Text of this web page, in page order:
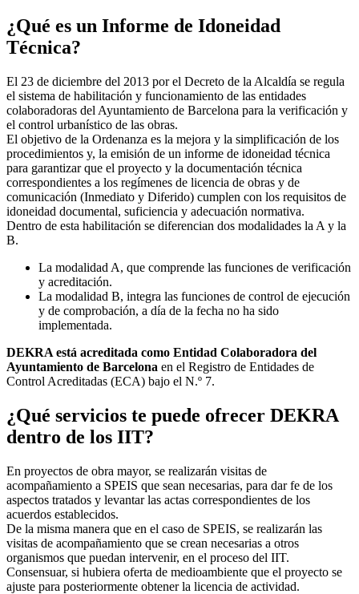
¿Qué es un Informe de Idoneidad
Técnica?
El 23 de diciembre del 2013 por el Decreto de la Alcaldía se regula
el sistema de habilitación y funcionamiento de las entidades
colaboradoras del Ayuntamiento de Barcelona para la verificación y
el control urbanístico de las obras.
El objetivo de la Ordenanza es la mejora y la simplificación de los
procedimientos y, la emisión de un informe de idoneidad técnica
para garantizar que el proyecto y la documentación técnica
correspondientes a los regímenes de licencia de obras y de
comunicación (Inmediato y Diferido) cumplen con los requisitos de
idoneidad documental, suficiencia y adecuación normativa.
Dentro de esta habilitación se diferencian dos modalidades la A y la
B.
La modalidad A, que comprende las funciones de verificación
y acreditación.
La modalidad B, integra las funciones de control de ejecución
y de comprobación, a día de la fecha no ha sido
implementada.
DEKRA está acreditada como Entidad Colaboradora del
Ayuntamiento de Barcelona en el Registro de Entidades de
Control Acreditadas (ECA) bajo el N.º 7.
¿Qué servicios te puede ofrecer DEKRA
dentro de los IIT?
En proyectos de obra mayor, se realizarán visitas de
acompañamiento a SPEIS que sean necesarias, para dar fe de los
aspectos tratados y levantar las actas correspondientes de los
acuerdos establecidos.
De la misma manera que en el caso de SPEIS, se realizarán las
visitas de acompañamiento que se crean necesarias a otros
organismos que puedan intervenir, en el proceso del IIT.
Consensuar, si hubiera oferta de medioambiente que el proyecto se
ajuste para posteriormente obtener la licencia de actividad.